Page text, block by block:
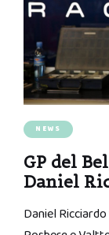
NEWS
GP del
Daniel
Daniel